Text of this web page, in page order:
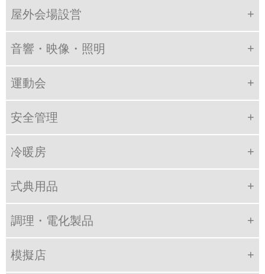
屋外会場設営
音響・映像・照明
運動会
安全管理
冷暖房
式典用品
調理・電化製品
模擬店